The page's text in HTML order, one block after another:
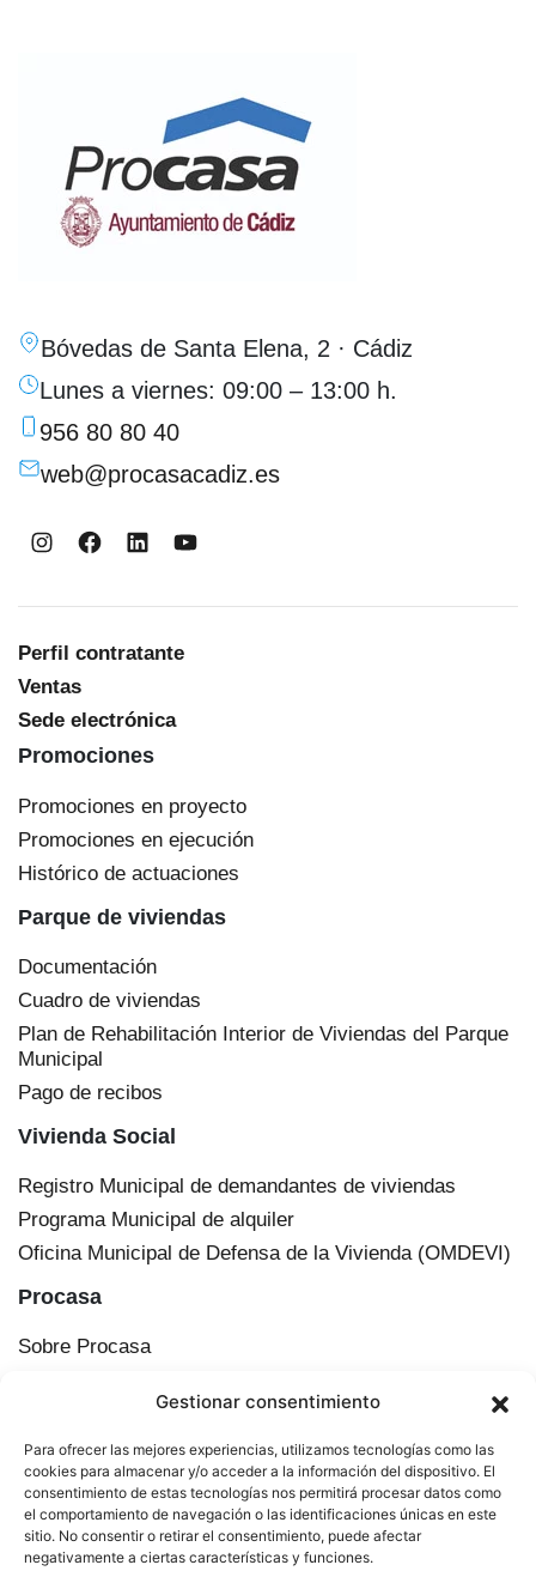
Gestionar consentimiento
Para ofrecer las mejores experiencias, utilizamos tecnologías como las
cookies para almacenar y/o acceder a la información del dispositivo. El
consentimiento de estas tecnologías nos permitirá procesar datos como
el comportamiento de navegación o las identificaciones únicas en este
sitio. No consentir o retirar el consentimiento, puede afectar
negativamente a ciertas características y funciones.
Bóvedas de Santa Elena, 2 · Cádiz
Lunes a viernes: 09:00 – 13:00 h.
956 80 80 40
web@procasacadiz.es
Instagram
Facebook
LinkedInYouTube
Perfil contratante
Ventas
Sede electrónica
Promociones
Promociones en proyecto
Promociones en ejecución
Histórico de actuaciones
Parque de viviendas
Documentación
Cuadro de viviendas
Plan de Rehabilitación Interior de Viviendas del Parque
Municipal
Pago de recibos
Vivienda Social
Registro Municipal de demandantes de viviendas
Programa Municipal de alquiler
Oficina Municipal de Defensa de la Vivienda (OMDEVI)
Procasa
Sobre Procasa
Información corporativa
Órganos de administración
Plan Municipal de Vivienda y Suelo de Cádiz
Actualidad
Contacto